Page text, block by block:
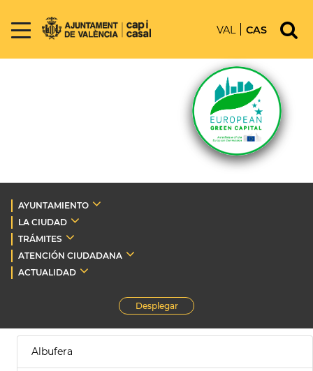
VAL CAS
AYUNTAMIENTO
LA CIUDAD
TRÁMITES
ATENCIÓN CIUDADANA
ACTUALIDAD
Desplegar
Albufera